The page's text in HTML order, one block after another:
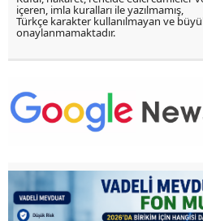
içeren, imla kuralları ile yazılmamış,
Türkçe karakter kullanılmayan ve
onaylanmamaktadır.